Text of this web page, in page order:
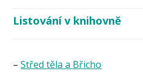
Listování v knihovně
–Střed těla a Břicho